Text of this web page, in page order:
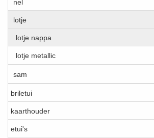
nel
lotje
lotje nappa
lotje metallic
sam
briletui
kaarthouder
etui's